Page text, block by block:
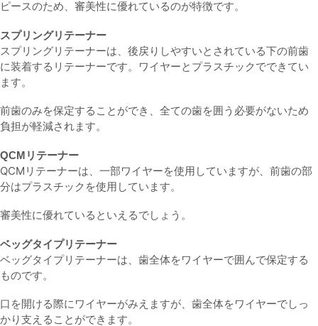
ピースのため、審美性に優れているのが特徴です。
スプリングリテーナー
スプリングリテーナーは、後戻りしやすいとされている下の前歯
に装着するリテーナーです。ワイヤーとプラスチックでできてい
ます。
前歯のみを保定することができ、全ての歯を囲う必要がないため
負担が軽減されます。
QCMリテーナー
QCMリテーナーは、一部ワイヤーを使用していますが、前歯の部
分はプラスチックを使用しています。
審美性に優れているといえるでしょう。
ベッグタイプリテーナー
ベッグタイプリテーナーは、歯全体をワイヤーで囲んで保定する
ものです。
口を開ける際にワイヤーがみえますが、歯全体をワイヤーでしっ
かり支えることができます。